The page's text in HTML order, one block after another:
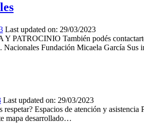
Last updated on: 29/03/2023
También podés
Nacionales Fundación Micaela García Sus
Last updated on: 29/03/2023
respetar? Espacios de atención y
mapa desarrollado…